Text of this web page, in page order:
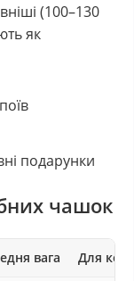
(100–130
як
подарунки
чашок
вага Для кого